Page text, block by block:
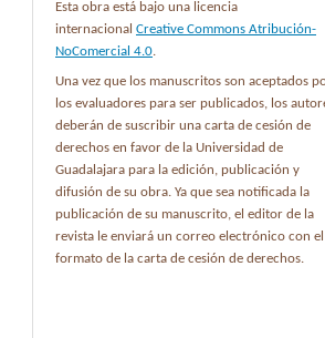
Esta obra está bajo una licencia
internacional Creative Commons Atribución-
NoComercial 4.0
Una vez que los manuscritos son aceptados
los evaluadores para ser publicados, los
deberán de suscribir una carta de cesión de
derechos en favor de la Universidad de
Guadalajara para la edición, publicación y
difusión de su obra. Ya que sea notificada la
publicación de su manuscrito, el editor de la
revista le enviará un correo electrónico con el
formato de la carta de cesión de derechos.